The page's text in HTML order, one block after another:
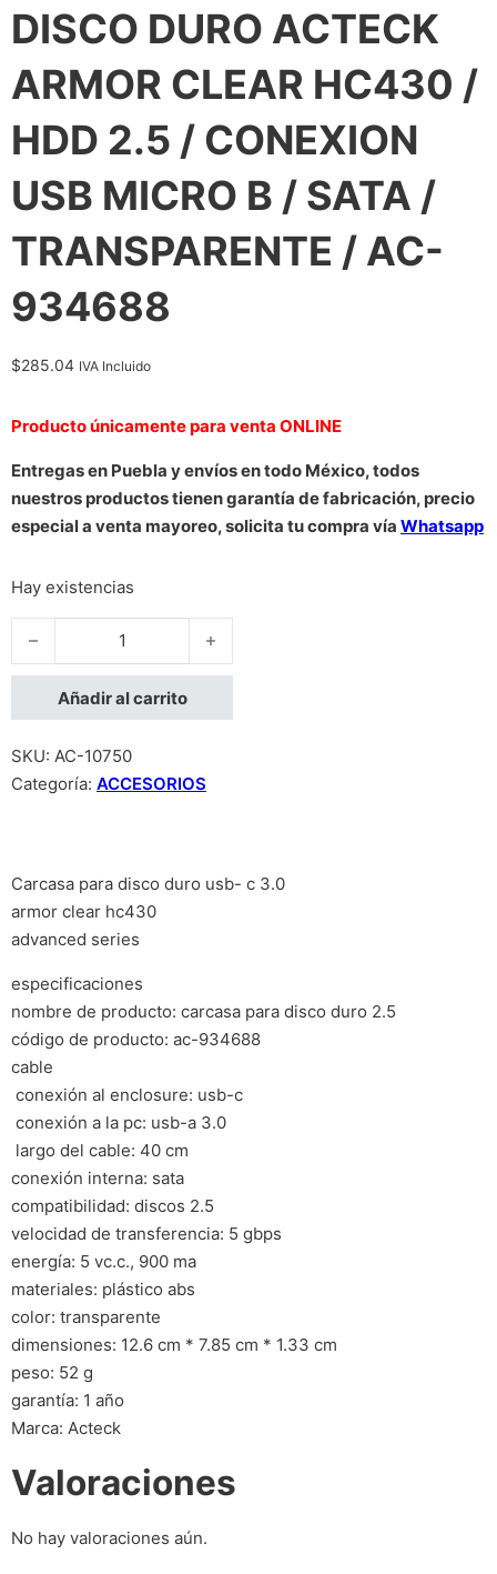
DISCO DURO ACTECK
ARMOR CLEAR HC430 /
HDD 2.5 / CONEXION
USB MICRO B / SATA /
TRANSPARENTE / AC-
934688
$285.04 IVA Incluido
Producto únicamente para venta ONLINE
Entregas en Puebla y envíos en todo México, todos
nuestros productos tienen garantía de fabricación, precio
especial a venta mayoreo, solicita tu compra vía Whatsapp
Hay existencias
CARCASA CASE ENCLOSURE PARA DISCO DURO
Añadir al carrito
SKU: AC-10750
Categoría: ACCESORIOS
Carcasa para disco duro usb- c 3.0
armor clear hc430
advanced series
especificaciones
nombre de producto: carcasa para disco duro 2.5
código de producto: ac-934688
cable
 conexión al enclosure: usb-c
 conexión a la pc: usb-a 3.0
 largo del cable: 40 cm
conexión interna: sata
compatibilidad: discos 2.5
velocidad de transferencia: 5 gbps
energía: 5 vc.c., 900 ma
materiales: plástico abs
color: transparente
dimensiones: 12.6 cm * 7.85 cm * 1.33 cm
peso: 52 g
garantía: 1 año
Marca: Acteck
Valoraciones
No hay valoraciones aún.